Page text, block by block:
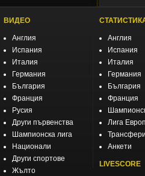
ВИДЕО
Англия
Испания
Италия
Германия
България
Франция
Русия
Други първенства
Шампионска лига
Национали
Други спортове
Жълто
Англия
Испания
Италия
Германия
България
Франция
Лига
Трансфери
Анкети
LIVESCORE